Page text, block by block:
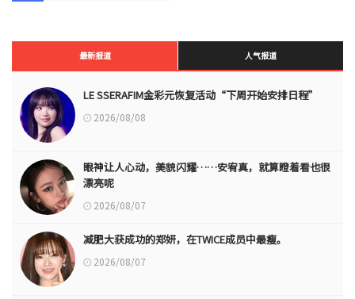
最新报道 人气报道
LE SSERAFIM金彩元恢复活动“下周开始安排日程”
2026/08/08
眼神让人心动，美貌闪耀……安宥真，就算瞪着看也很
漂亮呢
2026/08/07
减肥大获成功的郑妍，在TWICE成员中最瘦。
2026/08/07